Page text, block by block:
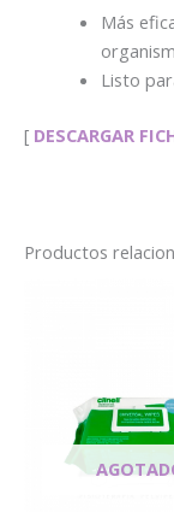
Más
Listo
[ DESCARGAR
Productos